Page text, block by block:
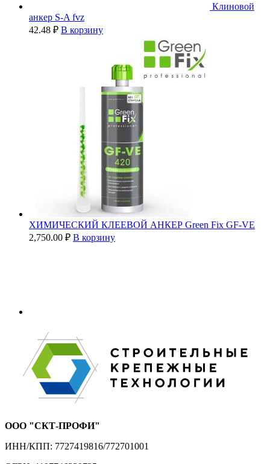
Клиновой
анкер S-A fvz
42.48 ₽ В корзину
ХИМИЧЕСКИЙ КЛЕЕВОЙ АНКЕР Green Fix GF-VE
2,750.00 ₽ В корзину
ООО "СКТ-ПРОФИ"
ИНН/КПП: 7727419816/772701001